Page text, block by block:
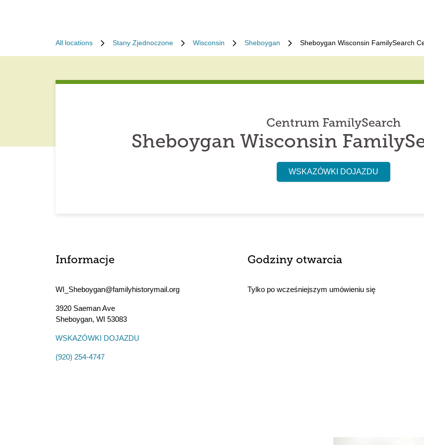
All locations Stany Zjednoczone Wisconsin Sheboygan Sheboygan Wisconsin FamilySearch
Centrum FamilySearch
Sheboygan Wisconsin
WSKAZÓWKI DOJAZDU
Informacje
WI_Sheboygan@familyhistorymail.org
3920 Saeman Ave
Sheboygan, WI 53083
WSKAZÓWKI DOJAZDU
(920) 254-4747
Godziny otwarcia
Tylko po wcześniejszym umówieniu się